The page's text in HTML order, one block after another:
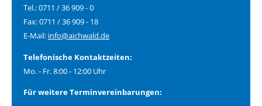
Tel.: 0711 / 36 909 - 0
Fax: 0711 / 36 909 - 18
E-Mail: info@aichwald.de
Telefonische Kontaktzeiten:
Mo. - Fr. 8:00 - 12:00 Uhr
Für weitere Terminvereinbarungen: